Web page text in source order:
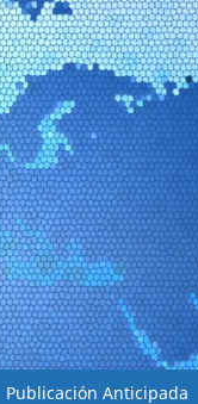
Publicación Anticipada